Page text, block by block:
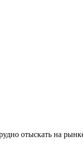
отыскать на